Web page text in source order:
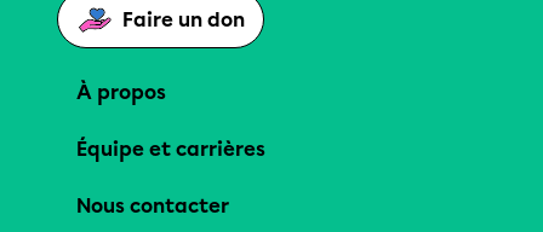
Faire un don
À propos
Équipe et carrières
Nous contacter